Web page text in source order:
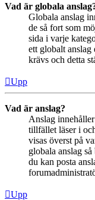
Vad är globala
Globala anslag
de så fort som
sida i varje
ett globalt
krävs och detta
Upp
Vad är anslag?
Anslag
tillfället läser i
visas överst på
globala anslag
du kan posta
Upp